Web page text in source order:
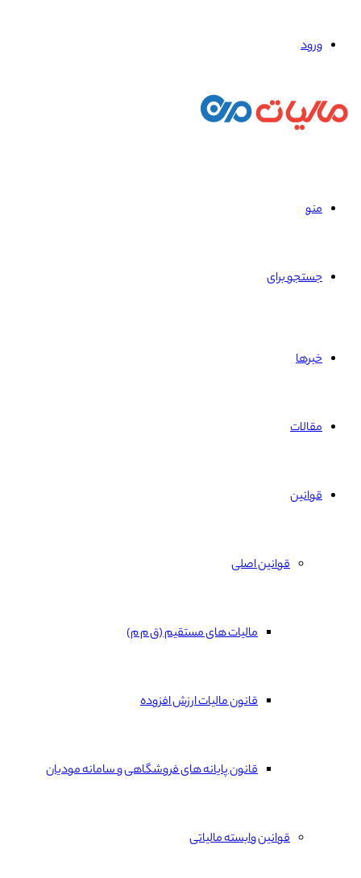
ورود
منو
جستجو برای
خبرها
مقالات
قوانین
قوانین اصلی
مالیات های مستقیم (ق م م)
قانون مالیات ارزش افزوده
قانون پایانه های فروشگاهی و سامانه مودیان
قوانین وابسته مالیاتی